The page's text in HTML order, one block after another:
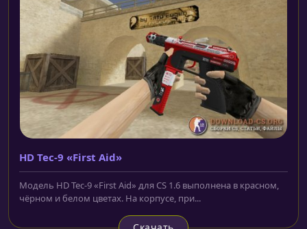
HD Tec-9 «First Aid»
Модель HD Tec-9 «First Aid» для CS 1.6 выполнена в красном,
чёрном и белом цветах. На корпусе, при...